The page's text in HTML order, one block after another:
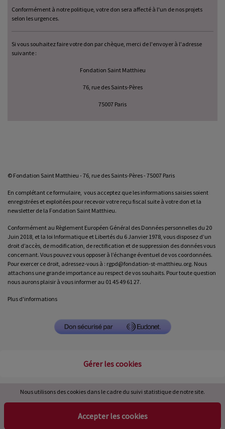
Conformément à notre politique, votre don sera affecté à l'un de nos projets
selon les urgences.
Si vous souhaitez faire votre don par chèque, merci de l'envoyer à l'adresse
suivante :
Fondation Saint Matthieu
76, rue des Saints-Pères
75007 Paris
© Fondation Saint Matthieu - 76, rue des Saints-Pères - 75007 Paris
En complétant ce formulaire, vous acceptez que les informations saisies soient
enregistrées et exploitées pour recevoir votre reçu fiscal suite à votre don et la
newsletter de la Fondation Saint Matthieu.
Conformément au Règlement Européen Général des Données personnelles du 20
Juin 2018, et la loi Informatique et Libertés du 6 Janvier 1978, vous disposez d’un
droit d’accès, de modification, de rectification et de suppression des données vous
concernant. Vous pouvez vous opposer à l’échange éventuel de vos coordonnées.
Pour exercer ce droit, adressez-vous à : rgpd@fondation-st-matthieu.org. Nous
attachons une grande importance au respect de vos souhaits. Pour toute question
nous aurons plaisir à vous informer au 01 45 49 61 27.
Plus d'informations
Gérer les cookies
Nous utilisons des cookies dans le cadre du suivi statistique de notre site.
Accepter les cookies